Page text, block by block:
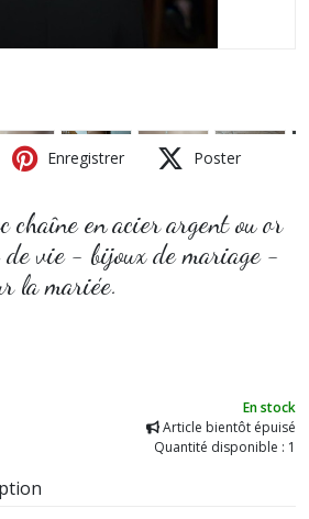
Enregistrer Poster
chaîne en acier argent ou or
vie - bijoux de mariage -
la mariée.
En stock
Article bientôt épuisé
Quantité disponible : 1